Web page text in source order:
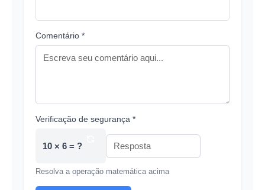
Comentário *
Verificação de segurança *
10 × 6 = ?
Resolva a operação matemática acima